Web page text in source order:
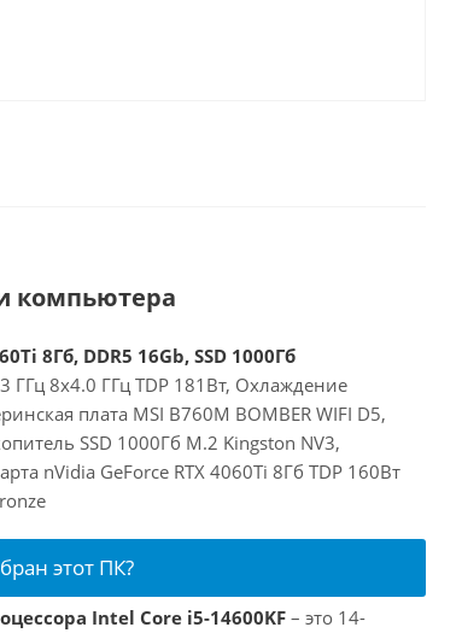
компьютера
8Гб, DDR5 16Gb, SSD 1000Гб
ГГц 8x4.0 ГГц TDP 181Вт, Охлаждение
плата MSI B760M BOMBER WIFI D5,
SSD 1000Гб M.2 Kingston NV3,
nVidia GeForce RTX 4060Ti 8Гб TDP 160Вт
этот ПК?
Intel Core i5-14600KF – это 14-